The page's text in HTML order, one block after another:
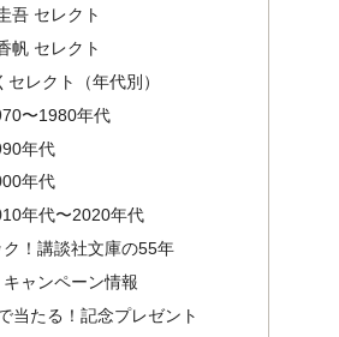
吾 セレクト
帆 セレクト
セレクト（年代別）
〜1980年代
年代
年代
年代〜2020年代
！講談社文庫の55年
ャンペーン情報
当たる！記念プレゼント